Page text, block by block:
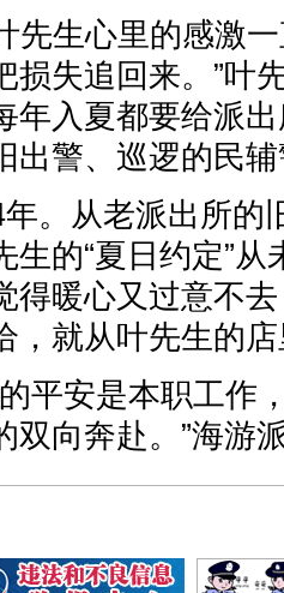
先生心里的感激
损失追回来。”叶
年入夏都要给派
出警、巡逻的民
。从老派出所的
生的“夏日约定”
得暖心又过意不
，就从叶先生的
平安是本职工作
双向奔赴。”海游